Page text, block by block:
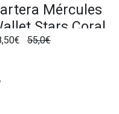
Mércules
Stars Coral
55,0€